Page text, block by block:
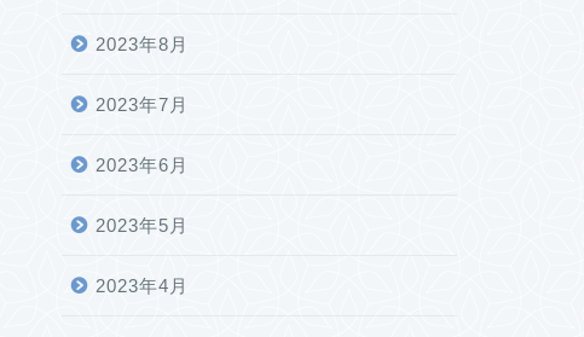
2023年8月
2023年7月
2023年6月
2023年5月
2023年4月